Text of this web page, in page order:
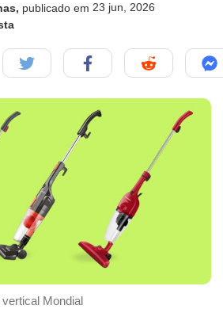
publicado em 23 jun, 2026
Mondial